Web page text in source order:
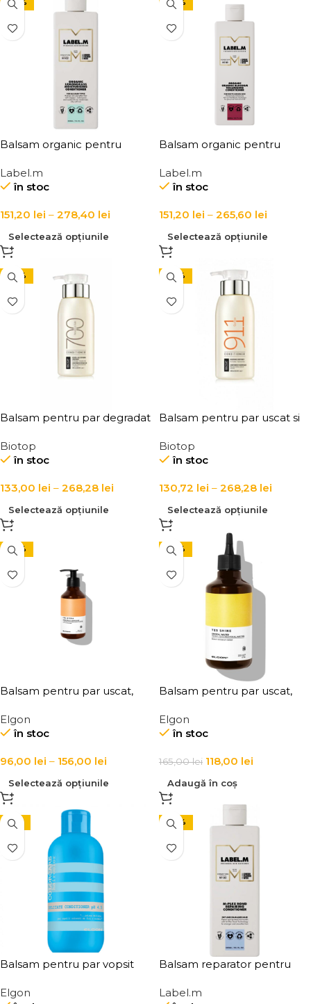
-20%
Balsam organic pentru
uscat Label.m Organic
Lemongrass Moisturising
Label.m
în stoc
151,20 lei – 278,40 lei
Selectează opțiunile
-20%
Balsam organic pentru
fin, Label.m Organic Orange
Blossom Volumising
Label.m
în stoc
151,20 lei – 265,60 lei
Selectează opțiunile
-24%
Balsam pentru par degradat
Keratin & Kale Conditioner
Biotop
în stoc
133,00 lei – 268,28 lei
Selectează opțiunile
-24%
Balsam pentru par uscat si
Conditioner
Biotop
în stoc
130,72 lei – 268,28 lei
Selectează opțiunile
-29%
Balsam pentru par uscat,
Elgon
în stoc
96,00 lei – 156,00 lei
Selectează opțiunile
-28%
Balsam pentru par uscat,
Water
Elgon
în stoc
165,00lei 118,00 lei
Adaugă în coș
-15%
Balsam pentru par vopsit
Conditioner
Elgon
-20%
Balsam reparator pentru
tehnologie Bond Repair
Label.m